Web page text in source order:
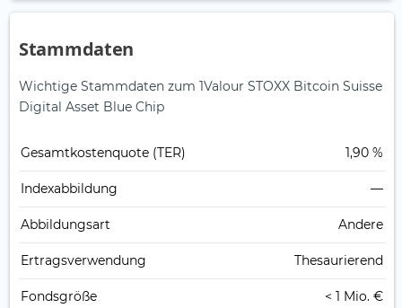
Stammdaten
Wichtige Stammdaten zum 1Valour STOXX Bitcoin Suisse
Digital Asset Blue Chip
Gesamt­kosten­quote (TER) 1,90 %
Index­abbildung —
Abbildungs­art Andere
Ertrags­verwendung Thesaurierend
Fonds­größe < 1 Mio. €